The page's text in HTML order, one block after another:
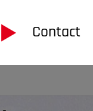
Contact